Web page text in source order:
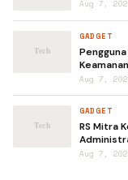
Aug 7,
GADGET
Aug 7,
GADGET
RS Mitra
Aug 7,